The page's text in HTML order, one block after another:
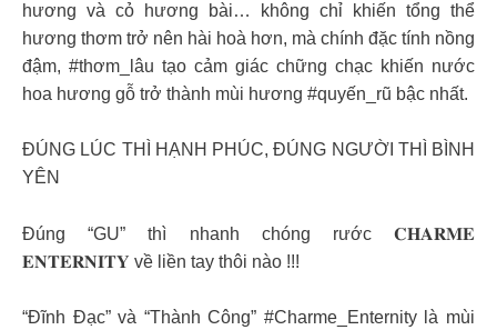
hương và cỏ hương bài… không chỉ khiến tổng thể
hương thơm trở nên hài hoà hơn, mà chính đặc tính nồng
đậm, #thơm_lâu tạo cảm giác chững chạc khiến nước
hoa hương gỗ trở thành mùi hương #quyến_rũ bậc nhất.
ĐÚNG LÚC THÌ HẠNH PHÚC, ĐÚNG NGƯỜI THÌ BÌNH
YÊN
Đúng “GU” thì nhanh chóng rước 𝐂𝐇𝐀𝐑𝐌𝐄
𝐄𝐍𝐓𝐄𝐑𝐍𝐈𝐓𝐘 về liền tay thôi nào !!!
“Đĩnh Đạc” và “Thành Công” #Charme_Enternity là mùi